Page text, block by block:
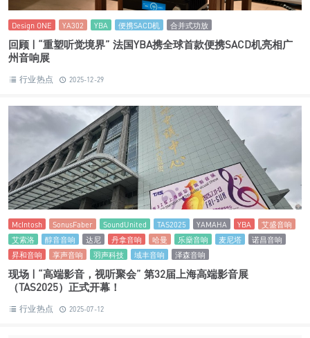
Design ONE YA302 YBA 便携SACD机 合并式功放
回顾 | “重塑听觉境界” 法国YBA携全球首款便携SACD机亮相广
州音响展
行业热点 2025-12-29
McIntosh SonusFaber SoundUnited TAS2025 YAMAHA YBA
艾盛音响
艾索洛
醇音音响 达尼 丹拿音响 哈曼 乐燊音响 麦尼塔
诺昌音响
昇和音响
享声音响 羽声科技 域丰音响 泽森音响
现场 | “高端影音，视听聚会” 第32届上海高端影音展
（TAS2025）正式开幕！
行业热点 2025-07-12